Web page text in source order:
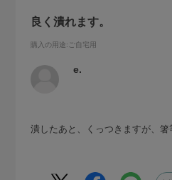
良く潰れます。
購入の用途:ご自宅用
e.
潰したあと、くっつきますが、箸